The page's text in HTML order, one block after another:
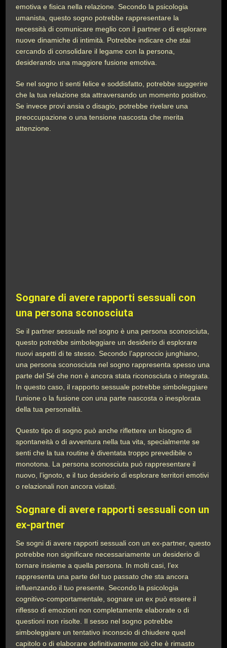
emotiva e fisica nella relazione. Secondo la psicologia
umanista, questo sogno potrebbe rappresentare la
necessità di comunicare meglio con il partner o di esplorare
nuove dinamiche di intimità. Potrebbe indicare che stai
cercando di consolidare il legame con la persona,
desiderando una maggiore fusione emotiva.
Se nel sogno ti senti felice e soddisfatto, potrebbe suggerire
che la tua relazione sta attraversando un momento positivo.
Se invece provi ansia o disagio, potrebbe rivelare una
preoccupazione o una tensione nascosta che merita
attenzione.
Sognare di avere rapporti sessuali con
una persona sconosciuta
Se il partner sessuale nel sogno è una persona sconosciuta,
questo potrebbe simboleggiare un desiderio di esplorare
nuovi aspetti di te stesso. Secondo l’approccio junghiano,
una persona sconosciuta nel sogno rappresenta spesso una
parte del Sé che non è ancora stata riconosciuta o integrata.
In questo caso, il rapporto sessuale potrebbe simboleggiare
l’unione o la fusione con una parte nascosta o inesplorata
della tua personalità.
Questo tipo di sogno può anche riflettere un bisogno di
spontaneità o di avventura nella tua vita, specialmente se
senti che la tua routine è diventata troppo prevedibile o
monotona. La persona sconosciuta può rappresentare il
nuovo, l’ignoto, e il tuo desiderio di esplorare territori emotivi
o relazionali non ancora visitati.
Sognare di avere rapporti sessuali con un
ex-partner
Se sogni di avere rapporti sessuali con un ex-partner, questo
potrebbe non significare necessariamente un desiderio di
tornare insieme a quella persona. In molti casi, l’ex
rappresenta una parte del tuo passato che sta ancora
influenzando il tuo presente. Secondo la psicologia
cognitivo-comportamentale, sognare un ex può essere il
riflesso di emozioni non completamente elaborate o di
questioni non risolte. Il sesso nel sogno potrebbe
simboleggiare un tentativo inconscio di chiudere quel
capitolo o di elaborare definitivamente ciò che è rimasto